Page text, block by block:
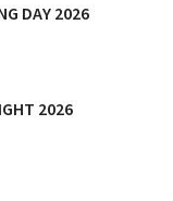
DAY 2026
2026